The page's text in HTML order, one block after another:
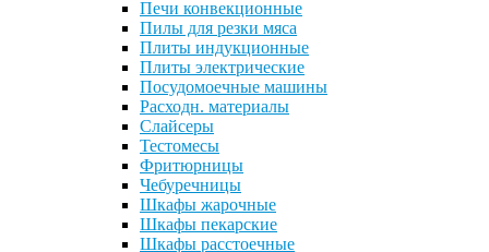
Печи конвекционные
Пилы для резки мяса
Плиты индукционные
Плиты электрические
Посудомоечные машины
Расходн. материалы
Слайсеры
Тестомесы
Фритюрницы
Чебуречницы
Шкафы жарочные
Шкафы пекарские
Шкафы расстоечные